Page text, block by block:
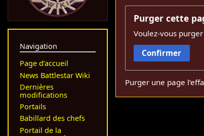
Purger cette
Voulez-vous
Confirmer
Purger une page
Navigation
Page d’accueil
News Battlestar Wiki
Dernières
modifications
Portails
Babillard des chefs
Portail de la